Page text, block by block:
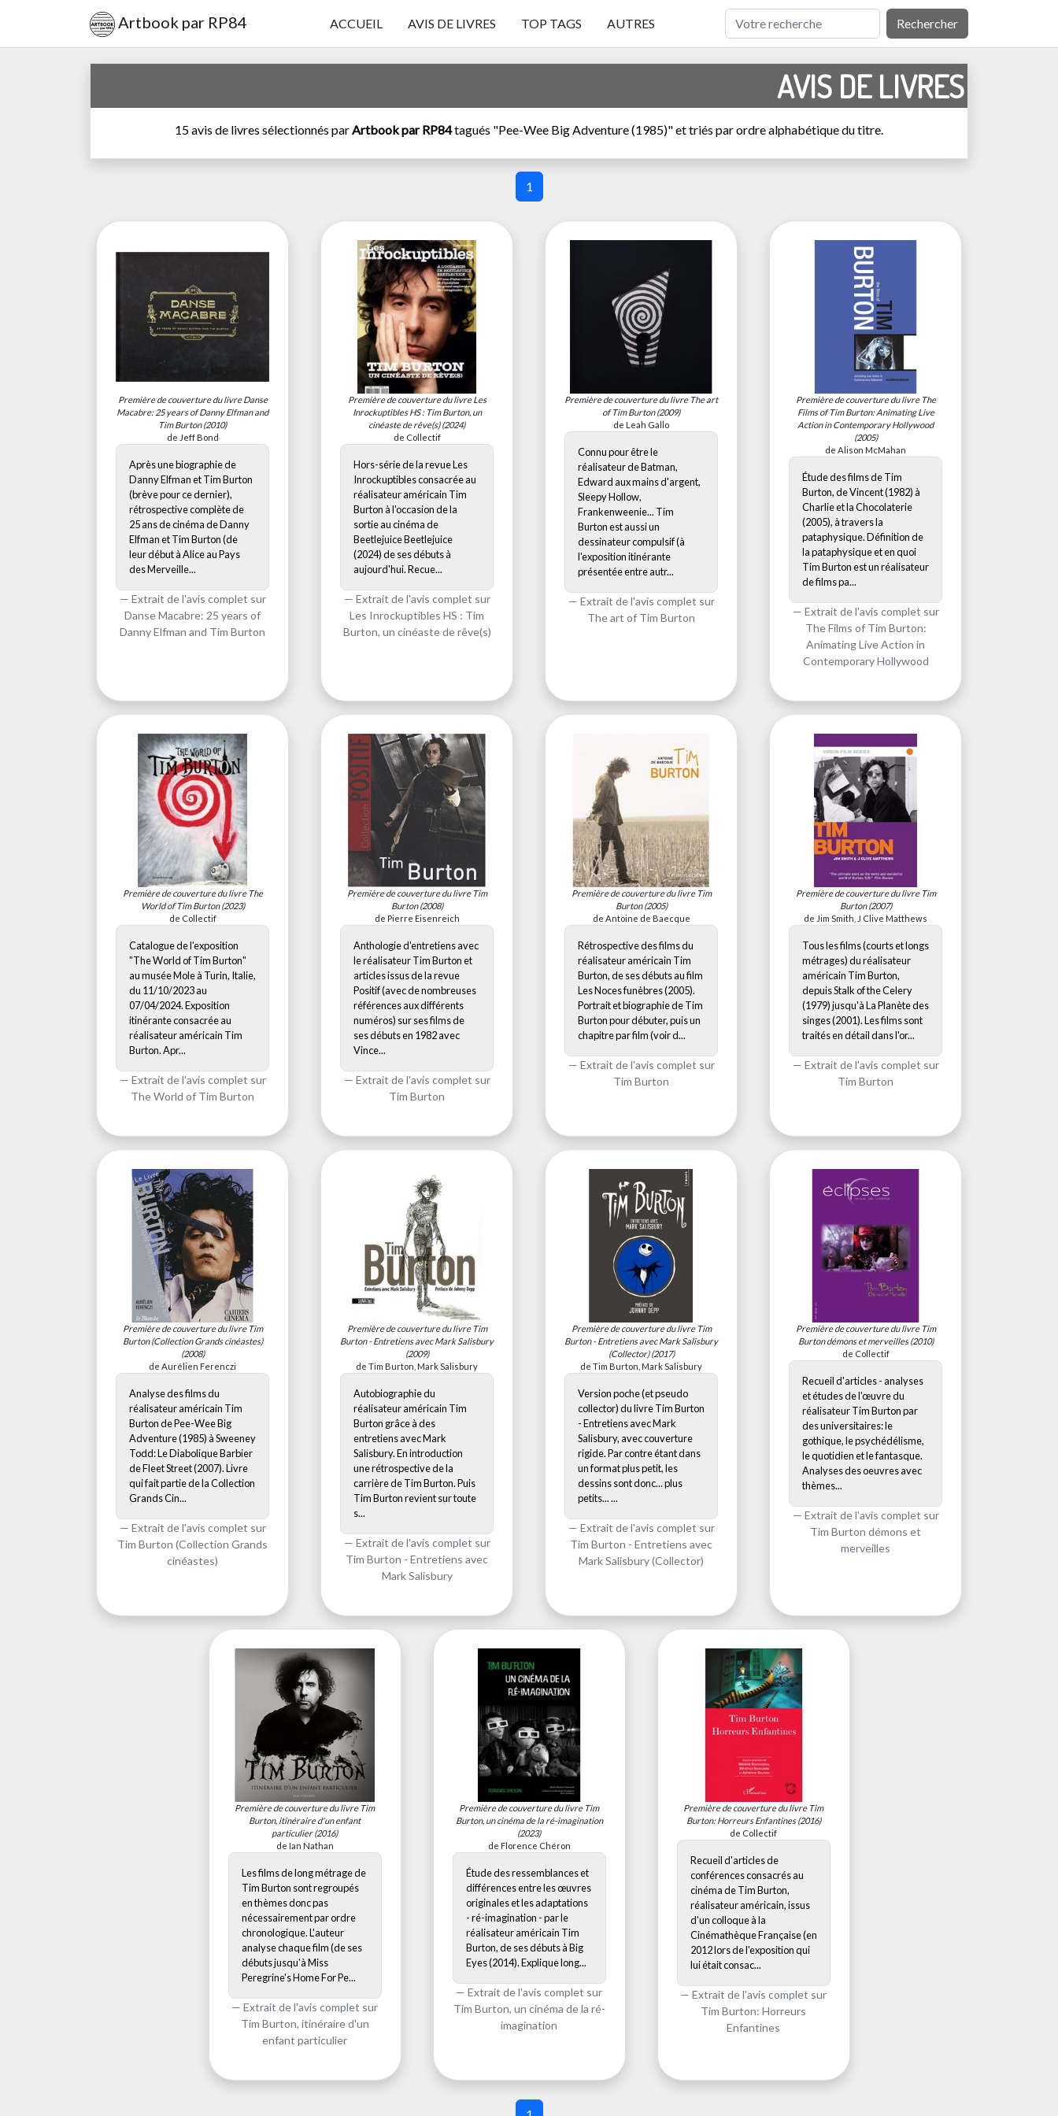
Artbook par RP84 ACCUEIL AVIS DE LIVRES TOP TAGS AUTRES Rechercher
AVIS DE LIVRES
15 avis de livres sélectionnés parArtbook par RP84tagués "Pee-Wee Big Adventure (1985)" et triés par ordre alphabétique du titre.
1
Première de couverture du livreDanse
Macabre: 25 years of Danny Elfman and
Tim Burton(2010)
de Jeff Bond
Après une biographie de
Danny Elfman et Tim Burton
(brève pour ce dernier),
rétrospective complète de
25 ans de cinéma de Danny
Elfman et Tim Burton (de
leur début à Alice au Pays
des Merveille...
Extrait de l'avis complet sur
Danse Macabre: 25 years of
Danny Elfman and Tim Burton
Première de couverture du livreLes
Inrockuptibles HS : Tim Burton, un
cinéaste de rêve(s)(2024)
de Collectif
Hors-série de la revue Les
Inrockuptibles consacrée au
réalisateur américain Tim
Burton à l'occasion de la
sortie au cinéma de
Beetlejuice Beetlejuice
(2024) de ses débuts à
aujourd'hui. Recue...
Extrait de l'avis complet sur
Les Inrockuptibles HS : Tim
Burton, un cinéaste de rêve(s)
Première de couverture du livre The art
of Tim Burton(2009)
de Leah Gallo
Connu pour être le
réalisateur de Batman,
Edward aux mains d'argent,
Sleepy Hollow,
Frankenweenie... Tim
Burton est aussi un
dessinateur compulsif (à
l'exposition itinérante
présentée entre autr...
Extrait de l'avis complet sur
The art of Tim Burton
Première de couverture du livre The
Films of Tim Burton: Animating Live
Action in Contemporary Hollywood
(2005)
de Alison McMahan
Étude des films de Tim
Burton, de Vincent (1982) à
Charlie et la Chocolaterie
(2005), à travers la
pataphysique. Définition de
la pataphysique et en quoi
Tim Burton est un réalisateur
de films pa...
Extrait de l'avis complet sur
The Films of Tim Burton:
Animating Live Action in
Contemporary Hollywood
Première de couverture du livre The
World of Tim Burton(2023)
de Collectif
Catalogue de l'exposition
"The World of Tim Burton"
au musée Mole à Turin, Italie,
du 11/10/2023 au
07/04/2024. Exposition
itinérante consacrée au
réalisateur américain Tim
Burton. Apr...
Extrait de l'avis complet sur
The World of Tim Burton
Première de couverture du livre Tim
Burton(2008)
de Pierre Eisenreich
Anthologie d'entretiens avec
le réalisateur Tim Burton et
articles issus de la revue
Positif (avec de nombreuses
références aux différents
numéros) sur ses films de
ses débuts en 1982 avec
Vince...
Extrait de l'avis complet sur
Tim Burton
Première de couverture du livre Tim
Burton(2005)
de Antoine de Baecque
Rétrospective des films du
réalisateur américain Tim
Burton, de ses débuts au film
Les Noces funèbres (2005).
Portrait et biographie de Tim
Burton pour débuter, puis un
chapitre par film (voir d...
Extrait de l'avis complet sur
Tim Burton
Première de couverture du livre Tim
Burton(2007)
de Jim Smith, J Clive Matthews
Tous les films (courts et longs
métrages) du réalisateur
américain Tim Burton,
depuis Stalk of the Celery
(1979) jusqu'à La Planète des
singes (2001). Les films sont
traités en détail dans l'or...
Extrait de l'avis complet sur
Tim Burton
Première de couverture du livre Tim
Burton (Collection Grands cinéastes)
(2008)
de Aurélien Ferenczi
Analyse des films du
réalisateur américain Tim
Burton de Pee-Wee Big
Adventure (1985) à Sweeney
Todd: Le Diabolique Barbier
de Fleet Street (2007). Livre
qui fait partie de la Collection
Grands Cin...
Extrait de l'avis complet sur
Tim Burton (Collection Grands
cinéastes)
Première de couverture du livre Tim
Burton - Entretiens avec Mark Salisbury
(2009)
de Tim Burton, Mark Salisbury
Autobiographie du
réalisateur américain Tim
Burton grâce à des
entretiens avec Mark
Salisbury. En introduction
une rétrospective de la
carrière de Tim Burton. Puis
Tim Burton revient sur toute
s...
Extrait de l'avis complet sur
Tim Burton - Entretiens avec
Mark Salisbury
Première de couverture du livre Tim
Burton - Entretiens avec Mark Salisbury
(Collector)(2017)
de Tim Burton, Mark Salisbury
Version poche (et pseudo
collector) du livre Tim Burton
- Entretiens avec Mark
Salisbury, avec couverture
rigide. Par contre étant dans
un format plus petit, les
dessins sont donc... plus
petits... ...
Extrait de l'avis complet sur
Tim Burton - Entretiens avec
Mark Salisbury (Collector)
Première de couverture du livre Tim
Burton démons et merveilles(2010)
de Collectif
Recueil d'articles - analyses
et études de l'œuvre du
réalisateur Tim Burton par
des universitaires: le
gothique, le psychédélisme,
le quotidien et le fantasque.
Analyses des oeuvres avec
thèmes...
Extrait de l'avis complet sur
Tim Burton démons et
merveilles
Première de couverture du livre Tim
Burton, itinéraire d'un enfant
particulier(2016)
de Ian Nathan
Les films de long métrage de
Tim Burton sont regroupés
en thèmes donc pas
nécessairement par ordre
chronologique. L'auteur
analyse chaque film (de ses
débuts jusqu'à Miss
Peregrine's Home For Pe...
Extrait de l'avis complet sur
Tim Burton, itinéraire d'un
enfant particulier
Première de couverture du livre Tim
Burton, un cinéma de la ré-imagination
(2023)
de Florence Chéron
Étude des ressemblances et
différences entre les œuvres
originales et les adaptations
- ré-imagination - par le
réalisateur américain Tim
Burton, de ses débuts à Big
Eyes (2014). Explique long...
Extrait de l'avis complet sur
Tim Burton, un cinéma de la ré-
imagination
Première de couverture du livre Tim
Burton: Horreurs Enfantines(2016)
de Collectif
Recueil d'articles de
conférences consacrés au
cinéma de Tim Burton,
réalisateur américain, issus
d'un colloque à la
Cinémathèque Française (en
2012 lors de l'exposition qui
lui était consac...
Extrait de l'avis complet sur
Tim Burton: Horreurs
Enfantines